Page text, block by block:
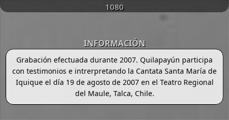
1080
INFORMACIÓN
Grabación efectuada durante 2007. Quilapayún participa
con testimonios e intrerpretando la Cantata Santa María de
Iquique el día 19 de agosto de 2007 en el Teatro Regional
del Maule, Talca, Chile.